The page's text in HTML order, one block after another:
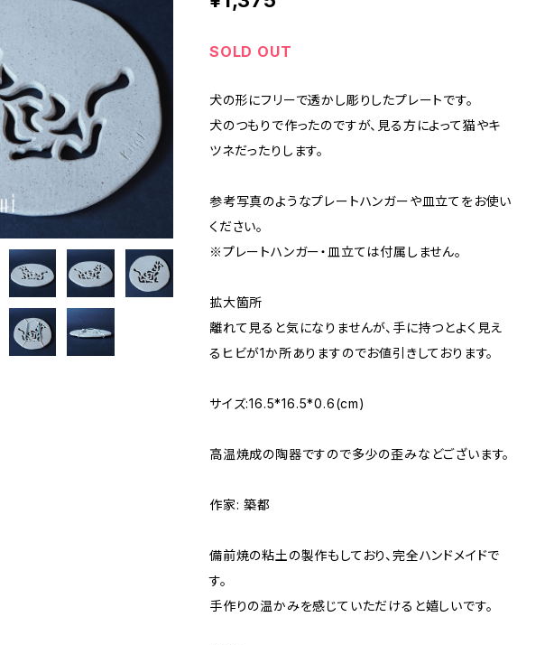
SOLD OUT
犬の形にフリーで透かし彫りしたプレートです。
犬のつもりで作ったのですが、見る方によって猫やキ
ツネだったりします。
参考写真のようなプレートハンガーや皿立てをお使い
ください。
※プレートハンガー・皿立ては付属しません。
拡大箇所
離れて見ると気になりませんが、手に持つとよく見え
るヒビが1か所ありますのでお値引きしております。
サイズ:16.5*16.5*0.6(cm)
高温焼成の陶器ですので多少の歪みなどございます。
作家: 築都
備前焼の粘土の製作もしており、完全ハンドメイドで
す。
手作りの温かみを感じていただけると嬉しいです。